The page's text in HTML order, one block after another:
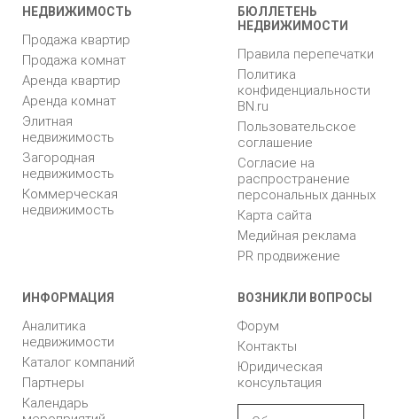
НЕДВИЖИМОСТЬ
Продажа квартир
Продажа комнат
Аренда квартир
Аренда комнат
Элитная
недвижимость
Загородная
недвижимость
Коммерческая
недвижимость
БЮЛЛЕТЕНЬ
НЕДВИЖИМОСТИ
Правила перепечатки
Политика
конфиденциальности
BN.ru
Пользовательское
соглашение
Согласие на
распространение
персональных данных
Карта сайта
Медийная реклама
PR продвижение
ИНФОРМАЦИЯ
Аналитика
недвижимости
Каталог компаний
Партнеры
Календарь
ВОЗНИКЛИ ВОПРОСЫ
Форум
Контакты
Юридическая
консультация